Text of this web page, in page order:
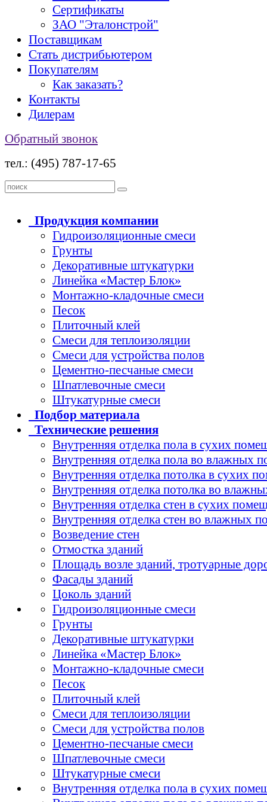
Сертификаты
ЗАО "Эталонстрой"
Поставщикам
Стать дистрибьютером
Покупателям
Как заказать?
Контакты
Дилерам
Обратный звонок
тел.: (495) 787-17-65
Продукция компании
Гидроизоляционные смеси
Грунты
Декоративные штукатурки
Линейка «Мастер Блок»
Монтажно-кладочные смеси
Песок
Плиточный клей
Смеси для теплоизоляции
Смеси для устройства полов
Цементно-песчаные смеси
Шпатлевочные смеси
Штукатурные смеси
Подбор материала
Технические решения
Внутренняя отделка пола в сухих
Внутренняя отделка пола во влажных
Внутренняя отделка потолка в сухих
Внутренняя отделка потолка во
Внутренняя отделка стен в сухих
Внутренняя отделка стен во влажных
Возведение стен
Отмостка зданий
Площадь возле зданий, тротуарные
Фасады зданий
Цоколь зданий
Гидроизоляционные смеси
Грунты
Декоративные штукатурки
Линейка «Мастер Блок»
Монтажно-кладочные смеси
Песок
Плиточный клей
Смеси для теплоизоляции
Смеси для устройства полов
Цементно-песчаные смеси
Шпатлевочные смеси
Штукатурные смеси
Внутренняя отделка пола в сухих